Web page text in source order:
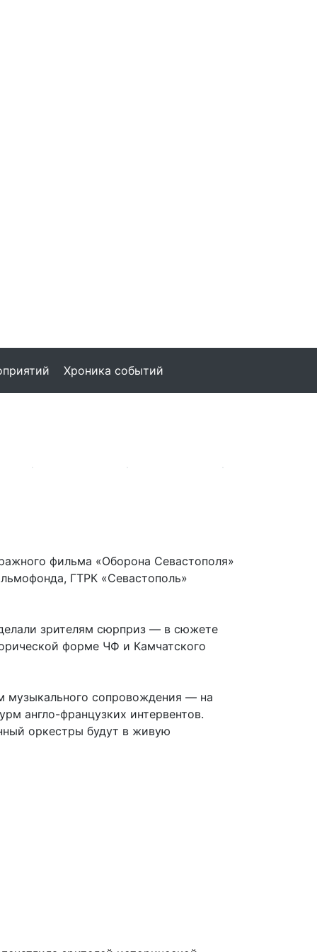
Хроника событий
фильма «Оборона Севастополя»
ГТРК «Севастополь»
зрителям сюрприз — в сюжете
форме ЧФ и Камчатского
музыкального сопровождения — на
англо-французких интервентов.
оркестры будут в живую